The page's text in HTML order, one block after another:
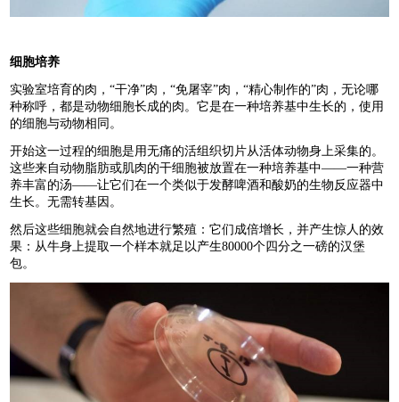
细胞培养
实验室培育的肉，“干净”肉，“免屠宰”肉，“精心制作的”肉，无论哪
种称呼，都是动物细胞长成的肉。它是在一种培养基中生长的，使用
的细胞与动物相同。
开始这一过程的细胞是用无痛的活组织切片从活体动物身上采集的。
这些来自动物脂肪或肌肉的干细胞被放置在一种培养基中——一种营
养丰富的汤——让它们在一个类似于发酵啤酒和酸奶的生物反应器中
生长。无需转基因。
然后这些细胞就会自然地进行繁殖：它们成倍增长，并产生惊人的效
果：从牛身上提取一个样本就足以产生80000个四分之一磅的汉堡
包。